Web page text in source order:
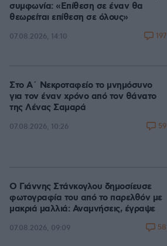
συμφωνία: «Επίθεση σε έναν θα
θεωρείται επίθεση σε όλους»
07.08.2026, 14:10 197
Στο Α΄ Νεκροταφείο το μνημόσυνο
για τον έναν χρόνο από τον θάνατο
της Λένας Σαμαρά
07.08.2026, 10:26 59
Ο Γιάννης Στάνκογλου δημοσίευσε
φωτογραφία του από το παρελθόν με
μακριά μαλλιά: Αναμνήσεις, έγραψε
07.08.2026, 09:09 58